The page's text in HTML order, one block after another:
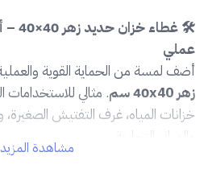
🛠️
عملي
أضف لمسة من الحماية القوية
زهر 40x40 سم
. مثالي
خزانات المياه، غرف التفتيش
والمباني التجارية.
مشاهدة المزيد